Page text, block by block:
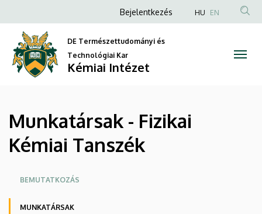
Fizikai
Kémiai
Tanszék
Kémiai
Intézet
a
tartalomra
Anonim
fiók
menüje
Bejelentkezés HU EN
DE Természettudományi és
Technológiai Kar
Kémiai Intézet
Munkatársak - Fizikai
Kémiai Tanszék
Oldalmenü
BEMUTATKOZÁS
MUNKATÁRSAK